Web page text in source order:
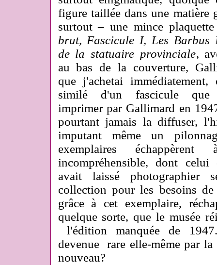
figure taillée dans une matière
surtout – une mince
brut, Fascicule I, Les Barbus
de la statuaire provinciale,
au bas de la couverture,
que j'achetai
similé d'un fascicule
imprimer par Gallimard en
pourtant jamais la diffuser,
imputant même un
exemplaires
incompréhensible, dont
avait laissé photographier
collection pour les besoins
grâce à cet exemplaire,
quelque sorte, que le musée
l'édition manquée de
devenue rare elle-même par
nouveau?